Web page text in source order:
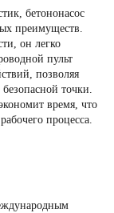
бетононасос
преимуществ.
он легко
пульт
позволяя
точки.
время, что
процесса.